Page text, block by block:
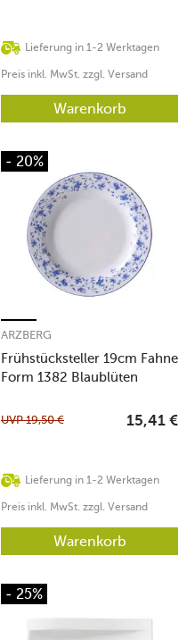
Lieferung in 1-2 Werktagen
Preis inkl. MwSt. zzgl. Versand
Warenkorb
- 20%
Frühstücksteller 19cm Fahne
Form 1382 Blaublüten
ARZBERG
Lieferung in 1-2 Werktagen
UVP19,50 € 15,41 €
Preis inkl. MwSt. zzgl. Versand
Warenkorb
- 25%